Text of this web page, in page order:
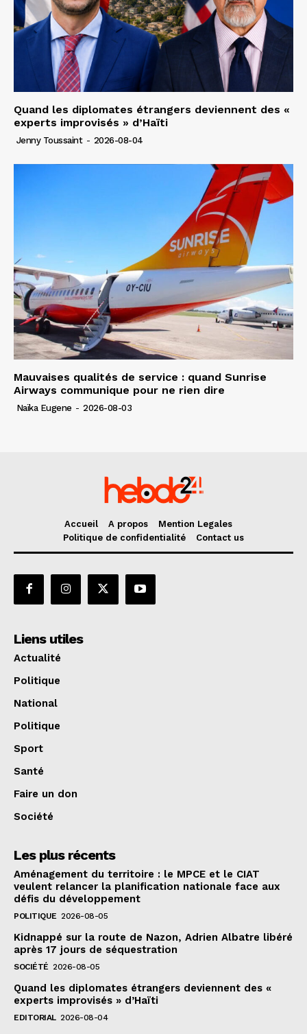
Quand les diplomates étrangers deviennent des «
experts improvisés » d’Haïti
Jenny Toussaint - 2026-08-04
Mauvaises qualités de service : quand Sunrise
Airways communique pour ne rien dire
Naïka Eugene - 2026-08-03
Accueil A propos
Mention Legales
Politique de confidentialité
Contact us
Liens utiles
Actualité
Politique
National
Politique
Sport
Santé
Faire un don
Société
Les plus récents
Aménagement du territoire : le MPCE et le CIAT
veulent relancer la planification nationale face aux
défis du développement
POLITIQUE 2026-08-05
Kidnappé sur la route de Nazon, Adrien Albatre libéré
après 17 jours de séquestration
SOCIÉTÉ 2026-08-05
Quand les diplomates étrangers deviennent des «
experts improvisés » d’Haïti
EDITORIAL 2026-08-04